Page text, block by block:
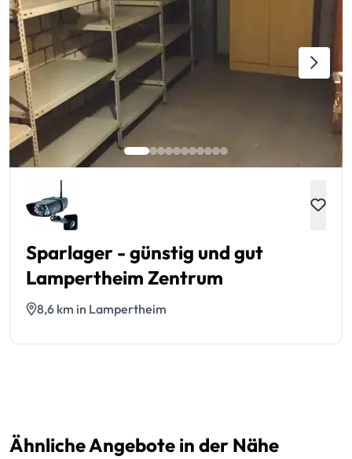
Sparlager - günstig und gut
Lampertheim Zentrum
8,6 km in Lampertheim
Ähnliche Angebote in der Nähe